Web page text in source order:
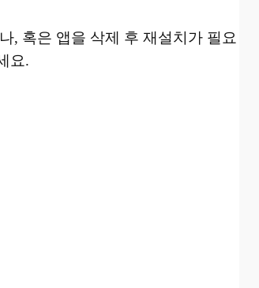
, 혹은 앱을 삭제 후 재설치가 필요
요.